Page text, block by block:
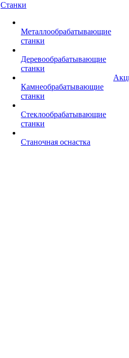
Станки
Металлообрабатывающие
станки
Деревообрабатывающие
станки
Камнеобрабатывающие
станки
Стеклообрабатывающие
станки
Станочная оснастка